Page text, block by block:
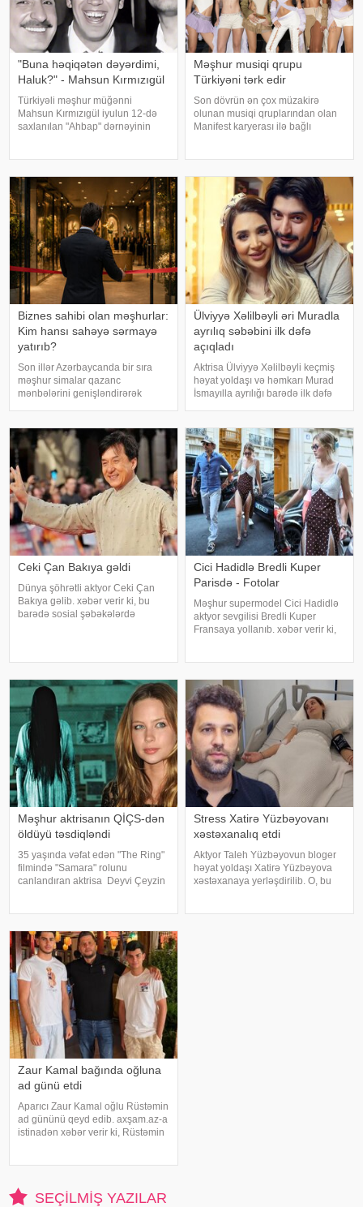
"Buna həqiqətən dəyərdimi,
Haluk?" - Mahsun Kırmızıgül
Türkiyəli məşhur müğənni
Mahsun Kırmızıgül iyulun 12-də
saxlanılan "Ahbap" dərnəyinin
hesabında bir zamanlar ən yaxı
Məşhur musiqi qrupu
Türkiyəni tərk edir
Son dövrün ən çox müzakirə
olunan musiqi qruplarından olan
Manifest karyerası ilə bağlı
Tolqa Akış üzvlərin sentyabr
ayında İstanbuldak
Biznes sahibi olan məşhurlar:
Kim hansı sahəyə sərmayə
yatırıb?
Son illər Azərbaycanda bir sıra
məşhur simalar qazanc
mənbələrini genişləndirərək
restoran, kafe, geyim, gözəllik və
qida sektorunda fəaliyyət
göstərən, öz adları il
Ülviyyə Xəlilbəyli əri Muradla
ayrılıq səbəbini ilk dəfə
açıqladı
Aktrisa Ülviyyə Xəlilbəyli keçmiş
həyat yoldaşı və həmkarı Murad
İsmayılla ayrılığı barədə ilk dəfə
"YouTube" kanalında yayımlanan
müsahibəsində danışıb
Ceki Çan Bakıya gəldi
Dünya şöhrətli aktyor Ceki Çan
Bakıya gəlib. xəbər verir ki, bu
barədə sosial şəbəkələrdə
Cici Hadidlə Bredli Kuper
Parisdə - Fotolar
Məşhur supermodel Cici Hadidlə
aktyor sevgilisi Bredli Kuper
Fransaya yollanıb. xəbər verir ki,
Malikdən ayrıldıqdan sonra Cicini
Məşhur aktrisanın QİÇS-dən
öldüyü təsdiqləndi
35 yaşında vəfat edən "The Ring"
filmində "Samara" rolunu
canlandıran aktrisa Deyvi Çeyzin
İdarəsini
Stress Xatirə Yüzbəyovanı
xəstəxanalıq etdi
Aktyor Taleh Yüzbəyovun bloger
həyat yoldaşı Xatirə Yüzbəyova
xəstəxanaya yerləşdirilib. O, bu
Zaur Kamal bağında oğluna
ad günü etdi
Aparıcı Zaur Kamal oğlu Rüstəmin
ad gününü qeyd edib. axşam.az-a
istinadən xəbər verir ki, Rüstəmin
SEÇILMIŞ YAZILAR